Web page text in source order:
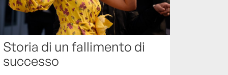
Storia di un fallimento di
successo